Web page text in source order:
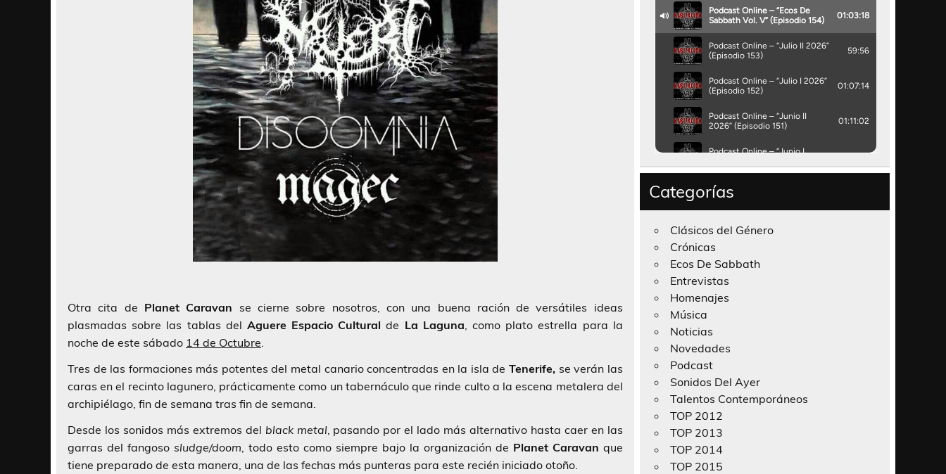
Otra cita de Planet Caravan se cierne sobre nosotros, con una buena ración de versátiles ideas
plasmadas sobre las tablas del Aguere Espacio Cultural de La Laguna , como plato estrella para la
noche de este sábado 14 de Octubre
Tres de las formaciones más potentes del metal canario concentradas en la isla deTenerife, se verán las
caras en el recinto lagunero, prácticamente como un tabernáculo que rinde culto a la escena metalera del
archipiélago, fin de semana tras fin de semana.
Desde los sonidos más extremos del black metal, pasando por el lado más alternativo hasta caer en las
garras del fangoso sludge/doom , todo esto como siempre bajo la organización de Planet Caravan que
tiene preparado de esta manera, una de las fechas más punteras para este recién iniciado otoño.
Categorías
Clásicos del Género
Crónicas
Ecos De Sabbath
Entrevistas
Homenajes
Música
Noticias
Novedades
Podcast
Sonidos Del Ayer
Talentos Contemporáneos
TOP 2012
TOP 2013
TOP 2014
TOP 2015